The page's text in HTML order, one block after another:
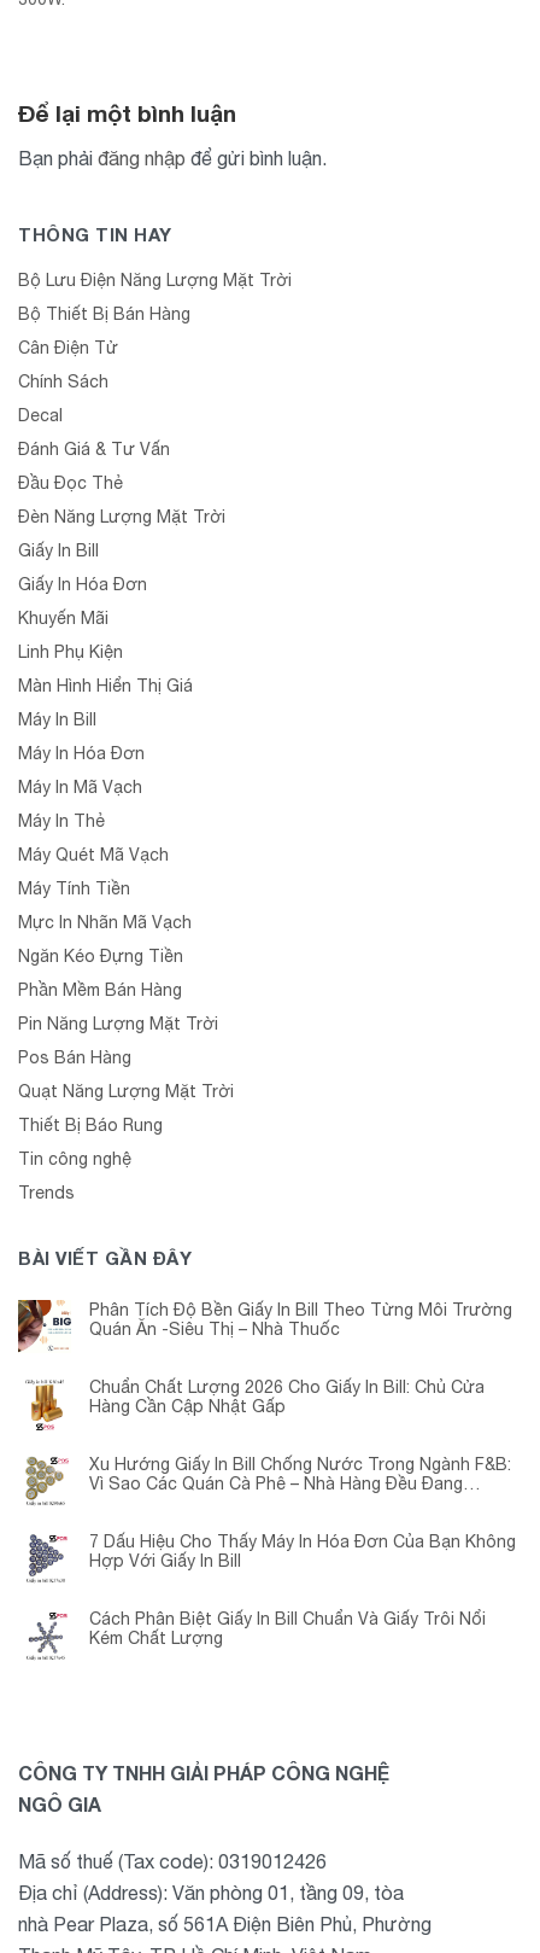
Để lại một bình luận
Bạn phải đăng nhập để gửi bình luận.
THÔNG TIN HAY
Bộ Lưu Điện Năng Lượng Mặt Trời
Bộ Thiết Bị Bán Hàng
Cân Điện Tử
Chính Sách
Decal
Đánh Giá & Tư Vấn
Đầu Đọc Thẻ
Đèn Năng Lượng Mặt Trời
Giấy In Bill
Giấy In Hóa Đơn
Khuyến Mãi
Linh Phụ Kiện
Màn Hình Hiển Thị Giá
Máy In Bill
Máy In Hóa Đơn
Máy In Mã Vạch
Máy In Thẻ
Máy Quét Mã Vạch
Máy Tính Tiền
Mực In Nhãn Mã Vạch
Ngăn Kéo Đựng Tiền
Phần Mềm Bán Hàng
Pin Năng Lượng Mặt Trời
Pos Bán Hàng
Quạt Năng Lượng Mặt Trời
Thiết Bị Báo Rung
Tin công nghệ
Trends
BÀI VIẾT GẦN ĐÂY
Phân Tích Độ Bền Giấy In Bill Theo Từng Môi Trường
Quán Ăn -Siêu Thị – Nhà Thuốc
Chuẩn Chất Lượng 2026 Cho Giấy In Bill: Chủ Cửa
Hàng Cần Cập Nhật Gấp
Xu Hướng Giấy In Bill Chống Nước Trong Ngành F&B:
Vì Sao Các Quán Cà Phê – Nhà Hàng Đều Đang
7 Dấu Hiệu Cho Thấy Máy In Hóa Đơn Của Bạn Không
Hợp Với Giấy In Bill
Cách Phân Biệt Giấy In Bill Chuẩn Và Giấy Trôi Nổi
Kém Chất Lượng
CÔNG TY TNHH GIẢI PHÁP CÔNG NGHỆ
NGÔ GIA
Mã số thuế (Tax code): 0319012426
Địa chỉ (Address): Văn phòng 01, tầng 09, tòa
nhà Pear Plaza, số 561A Điện Biên Phủ, Phường